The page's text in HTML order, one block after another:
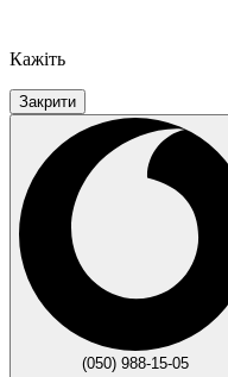
Кажіть
Закрити
(050) 988-15-05